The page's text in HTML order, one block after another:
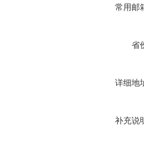
常用邮
省
详细地
补充说